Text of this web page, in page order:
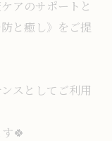
アのサポートと
と癒し》をご提
スとしてご利用
🍀